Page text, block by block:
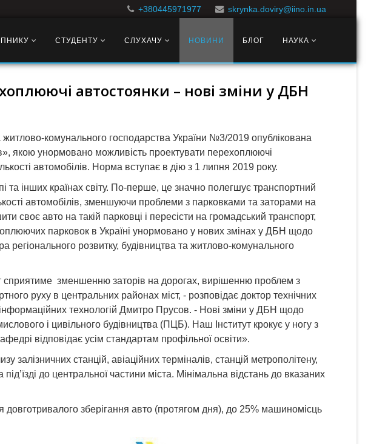
+380445971977 skrynka.doviry@iino.in.ua
СТУДЕНТУ СЛУХАЧУ НОВИНИ БЛОГ НАУКА
автостоянки – нові зміни у ДБН
житлово-комунального господарства України №3/2019 опублікована
якою унормовано можливість проектувати перехоплюючі
автомобілів. Норма вступає в дію з 1 липня 2019 року.
інших країнах світу. По-перше, це значно полегшує транспортний
автомобілів, зменшуючи проблеми з парковками та заторами на
авто на такій парковці і пересісти на громадський транспорт,
парковок в Україні унормовано у нових змінах у ДБН щодо
регіонального розвитку, будівництва та житлово-комунального
сприятиме зменшенню заторів на дорогах, вирішенню проблем з
руху в центральних районах міст, - розповідає доктор технічних
технологій Дмитро Прусов. - Нові зміни у ДБН щодо
і цивільного будівництва (ПЦБ). Наш Інститут крокує у ногу з
відповідає усім стандартам профільної освіти».
станцій, авіаційних терміналів, станцій метрополітену,
до центральної частини міста. Мінімальна відстань до вказаних
зберігання авто (протягом дня), до 25% машиномісць